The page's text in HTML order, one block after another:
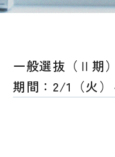
一般選抜（Ⅱ期
期間：2/1（火）